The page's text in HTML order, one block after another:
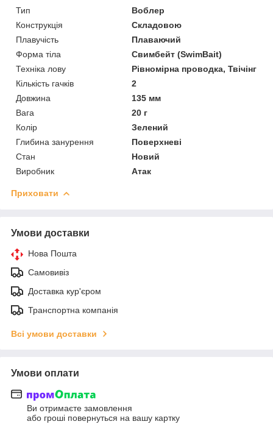
Тип
Воблер
Конструкція
Складовою
Плавучість
Плаваючий
Форма тіла
Свимбейт (SwimBait)
Техніка лову
Рівномірна проводка, Твічінг
Кількість гачків
2
Довжина
135 мм
Вага
20 г
Колір
Зелений
Глибина занурення
Поверхневі
Стан
Новий
Виробник
Атак
Приховати
Умови доставки
Нова Пошта
Самовивіз
Доставка кур'єром
Транспортна компанія
Всі умови доставки
Умови оплати
Ви отримаєте замовлення
або гроші повернуться на вашу картку